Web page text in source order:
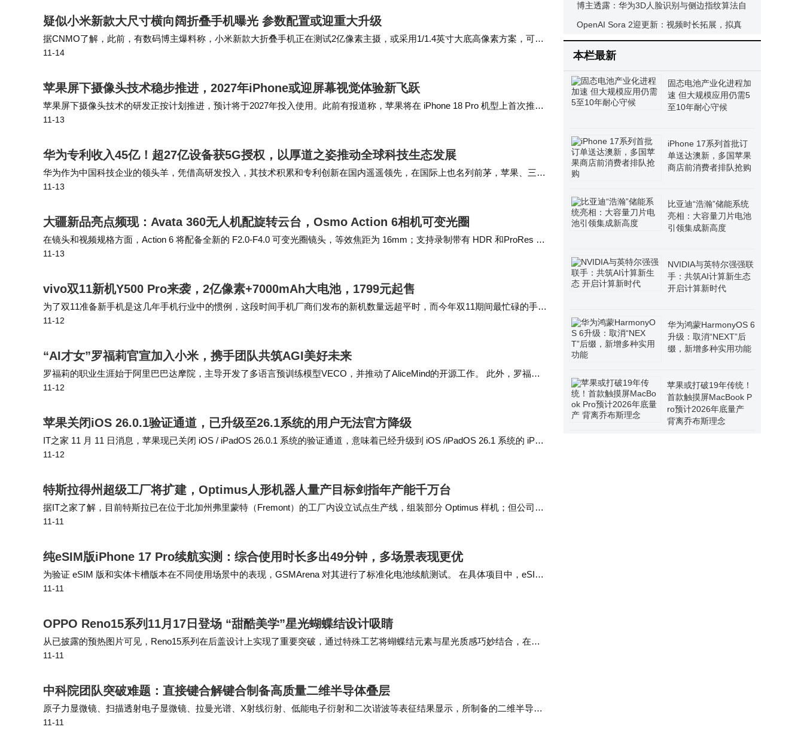
疑似小米新款大尺寸横向阔折叠手机曝光 参数配置或迎重大升级
据CNMO了解，此前，有数码博主爆料称，小米新款大折叠手机正在测试2亿像素主摄，或采用1/1.4英寸大底高像素方案，可能
支持35mm、50mm裁切光变。目前小米大折叠产品线型号为"MIX Fold"，而新款…
11-14
苹果屏下摄像头技术稳步推进，2027年iPhone或迎屏幕视觉体验新飞跃
苹果屏下摄像头技术的研发正按计划推进，预计将于2027年投入使用。此前有报道称，苹果将在 iPhone 18 Pro 机型上首次推出
屏下面容ID 技术，而该技术预计将于一年后正式应用。 目前，苹果前置摄像头…
11-13
华为专利收入45亿！超27亿设备获5G授权，以厚道之姿推动全球科技生态发展
华为作为中国科技企业的领头羊，凭借高研发投入，其技术积累和专利创新在国内遥遥领先，在国际上也名列前茅，苹果、三星
等国际知名企业都需要向华为缴纳专利费。 2024年华为研发投入1800亿，占全年营收的20%以上…
11-13
大疆新品亮点频现：Avata 360无人机配旋转云台，Osmo Action 6相机可变光圈
在镜头和视频规格方面，Action 6 将配备全新的 F2.0-F4.0 可变光圈镜头，等效焦距为 16mm；支持录制带有 HDR 和ProRes 编
码的 8K / 30fps 视频，还支持 5.3K /…
11-13
vivo双11新机Y500 Pro来袭，2亿像素+7000mAh大电池，1799元起售
为了双11准备新手机是这几年手机行业中的惯例，这段时间手机厂商们发布的新机数量远超平时，而今年双11期间最忙碌的手机
厂商是vivo，一般来说准备一款新机是常态，准备两款新机算是比较激进的，准备三款新机的就很稀…
11-12
“AI才女”罗福莉官宣加入小米，携手团队共筑AGI美好未来
罗福莉的职业生涯始于阿里巴巴达摩院，主导开发了多语言预训练模型VECO，并推动了AliceMind的开源工作。 此外，罗福莉
在朋友圈提到的“XiaomiMiMo”是小米公司于2025年4月开源的首个推理大模型…
11-12
苹果关闭iOS 26.0.1验证通道，已升级至26.1系统的用户无法官方降级
IT之家 11 月 11 日消息，苹果现已关闭 iOS / iPadOS 26.0.1 系统的验证通道，意味着已经升级到 iOS /iPadOS 26.1 系统的 iPho
ne / iPad 用户将无法再通…
11-12
特斯拉得州超级工厂将扩建，Optimus人形机器人量产目标剑指年产能千万台
据IT之家了解，目前特斯拉已在位于北加州弗里蒙特（Fremont）的工厂内设立试点生产线，组装部分 Optimus 样机；但公司计
划将Optimus 项目的绝大部分产能布局在得州超级工厂。 据透露，弗里蒙…
11-11
纯eSIM版iPhone 17 Pro续航实测：综合使用时长多出49分钟，多场景表现更优
为验证 eSIM 版和实体卡槽版本在不同使用场景中的表现，GSMArena 对其进行了标准化电池续航测试。 在具体项目中，eSIM
版机型在通话测试中取得 24 小时 1 分钟的成绩，比实体卡版本提升约 …
11-11
OPPO Reno15系列11月17日登场 “甜酷美学”星光蝴蝶结设计吸睛
从已披露的预热图片可见，Reno15系列在后盖设计上实现了重要突破，通过特殊工艺将蝴蝶结元素与星光质感巧妙结合，在光
线下呈现出动态的视觉效果，延续了Reno系列一贯的时尚基因与精致工艺。此次Reno15 …
11-11
中科院团队突破难题：直接键合解键合制备高质量二维半导体叠层
原子力显微镜、扫描透射电子显微镜、拉曼光谱、X射线衍射、低能电子衍射和二次谐波等表征结果显示，所制备的二维半导体
叠层具有高质量、超洁净表面/界面以及晶圆级均匀的层间转角。 除进行二维半导体叠层制备，直接键合…
11-11
OV荣中端对决激战正酣
博主透露：华为3D人脸识别与侧边指纹算法自
研，供应商仅供元件
OpenAI Sora 2迎更新：视频时长拓展，拟真
与音频生成能力升级，首周iOS下载超ChatGP
T
本栏最新
固态电池产业化进程加
速 但大规模应用仍需5
至10年耐心守候
iPhone 17系列首批订
单送达澳新，多国苹果
商店前消费者排队抢购
比亚迪“浩瀚”储能系统
亮相：大容量刀片电池
引领集成新高度
NVIDIA与英特尔强强联
手：共筑AI计算新生态
开启计算新时代
华为鸿蒙HarmonyOS 6
升级：取消“NEXT”后
缀，新增多种实用功能
苹果或打破19年传统！
首款触摸屏MacBook P
ro预计2026年底量产
背离乔布斯理念